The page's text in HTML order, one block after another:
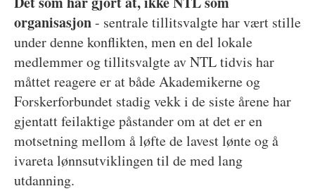
organisasjon- sentrale tillitsvalgte har vært stille
under denne konflikten, men en del lokale
medlemmer og tillitsvalgte av NTL tidvis har
måttet reagere er at både Akademikerne og
Forskerforbundet stadig vekk i de siste årene har
gjentatt feilaktige påstander om at det er en
motsetning mellom å løfte de lavest lønte og å
ivareta lønnsutviklingen til de med lang
utdanning.